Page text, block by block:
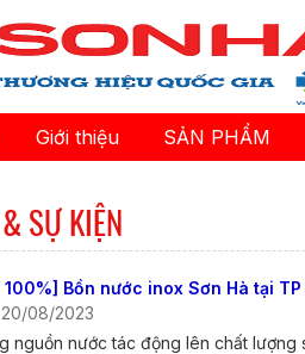
Giới thiệu SẢN PHẨM
SỰ KIỆN
100%] Bồn nước inox Sơn Hà tại TP
08/2023
nguồn nước tác động lên chất lượng